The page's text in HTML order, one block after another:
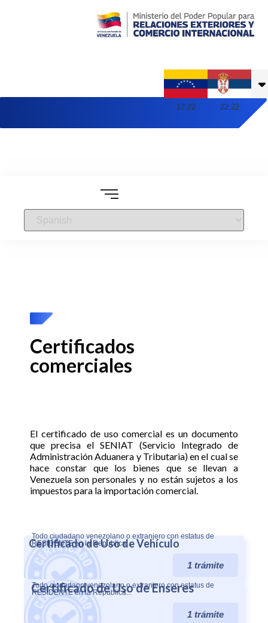
17:22 22:22
Certificados
comerciales
El certificado de uso comercial es un documento
que precisa el SENIAT (Servicio Integrado de
Administración Aduanera y Tributaria) en el cual se
hace constar que los bienes que se llevan a
Venezuela son personales y no están sujetos a los
impuestos para la importación comercial.
Certificado de Uso de Vehículo
Todo ciudadano venezolano o extranjero con estatus de
RESIDENTE en la República...
1 trámite
Certificado de Uso de Enseres
Todo ciudadano venezolano o extranjero con estatus de
RESIDENTE en la República...
1 trámite